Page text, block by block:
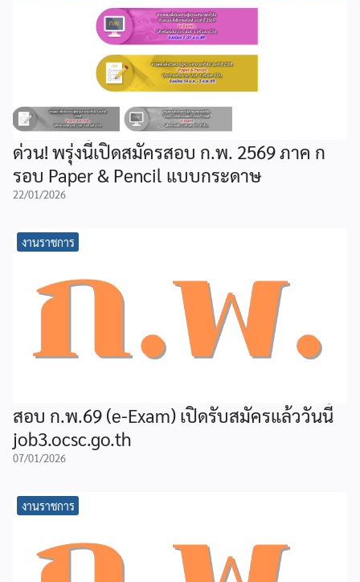
ด่วน! พรุ่งนี้เปิดสมัครสอบ ก.พ. 2569 ภาค ก
รอบ Paper & Pencil แบบกระดาษ
22/01/2026
งานราชการ
สอบ ก.พ.69 (e-Exam) เปิดรับสมัครแล้ววันนี้
job3.ocsc.go.th
07/01/2026
งานราชการ